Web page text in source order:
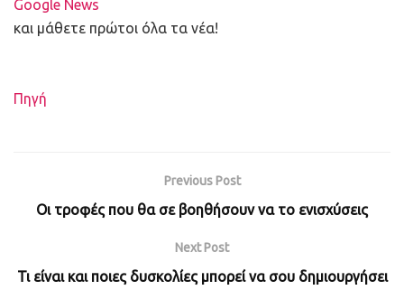
Google News
και μάθετε πρώτοι όλα τα νέα!
Πηγή
Previous Post
Οι τροφές που θα σε βοηθήσουν να το ενισχύσεις
Next Post
Τι είναι και ποιες δυσκολίες μπορεί να σου δημιουργήσει